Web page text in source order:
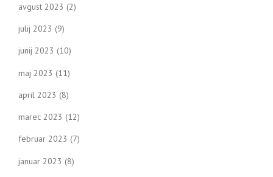
avgust 2023 (2)
julij 2023 (9)
junij 2023 (10)
maj 2023 (11)
april 2023 (8)
marec 2023 (12)
februar 2023 (7)
januar 2023 (8)